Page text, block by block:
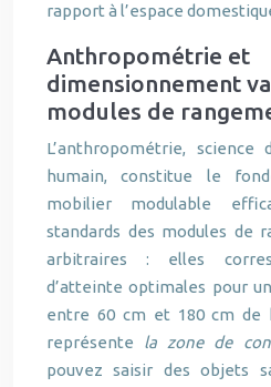
rapport à l’espace
Anthropométrie et
dimensionnement
modules de
L’anthropométrie, science
humain, constitue le
mobilier modulable
standards des modules de
arbitraires : elles
d’atteinte optimales pour
entre 60 cm et 180 cm de
représente la zone de
pouvez saisir des objets